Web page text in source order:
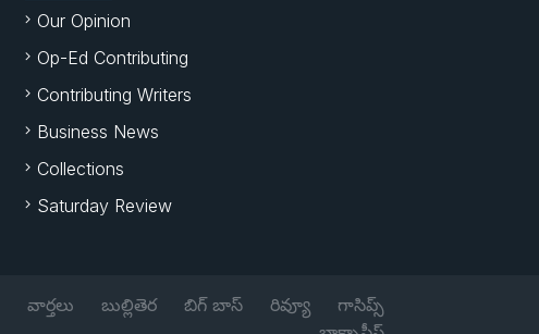
o
o
k
p
Our Opinion
Op-Ed Contributing
Contributing Writers
Business News
Collections
Saturday Review
వార్తలు బుల్లితెర బిగ్ బాస్ రివ్యూ
గాసిప్స్